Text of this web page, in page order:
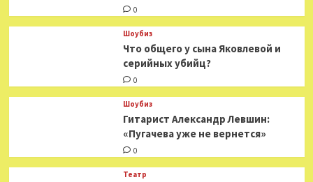
0
Шоубиз
Что общего у сына Яковлевой и
серийных убийц?
0
Шоубиз
Гитарист Александр Левшин:
«Пугачева уже не вернется»
0
Театр